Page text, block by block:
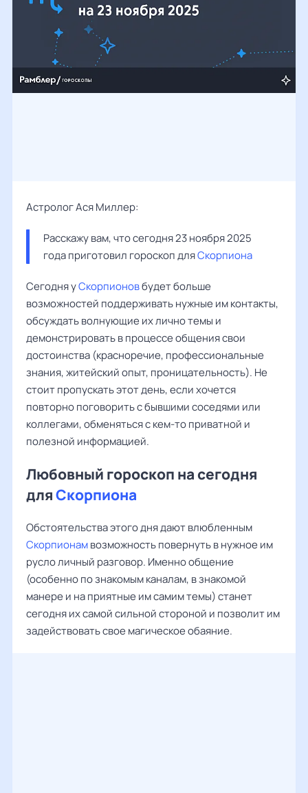
Астролог Ася Миллер:
Расскажу вам, что сегодня 23 ноября 2025
года приготовил гороскоп для Скорпиона
Сегодня уСкорпионовбудет больше
возможностей поддерживать нужные им контакты,
обсуждать волнующие их лично темы и
демонстрировать в процессе общения свои
достоинства (красноречие, профессиональные
знания, житейский опыт, проницательность). Не
стоит пропускать этот день, если хочется
повторно поговорить с бывшими соседями или
коллегами, обменяться с кем-то приватной и
полезной информацией.
Любовный гороскоп на сегодня
дляСкорпиона
Обстоятельства этого дня дают влюбленным
Скорпионамвозможность повернуть в нужное им
русло личный разговор. Именно общение
(особенно по знакомым каналам, в знакомой
манере и на приятные им самим темы) станет
сегодня их самой сильной стороной и позволит им
задействовать свое магическое обаяние.